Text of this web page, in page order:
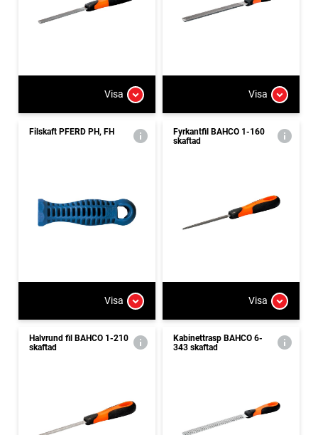
Visa Visa
Filskaft PFERD PH, FH
Visa
Fyrkantfil BAHCO 1-160
skaftad
Visa
Halvrund fil BAHCO 1-210
skaftad
Kabinettrasp BAHCO 6-
343 skaftad